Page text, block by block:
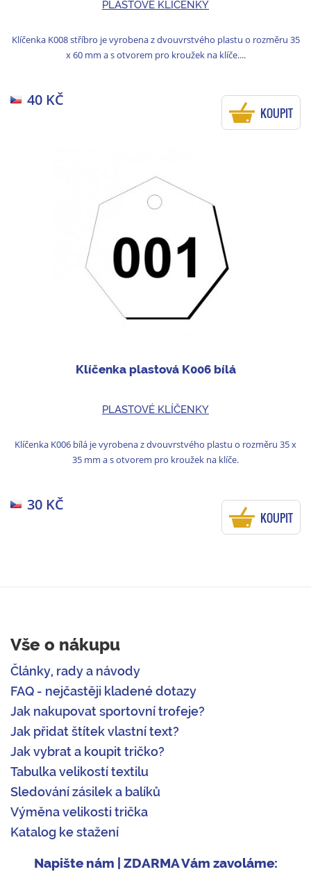
PLASTOVÉ KLÍČENKY
Klíčenka K008 stříbro je vyrobena z dvouvrstvého plastu o rozměru 35
x 60 mm a s otvorem pro kroužek na klíče....
40 KČ
KOUPIT
Klíčenka plastová K006 bílá
PLASTOVÉ KLÍČENKY
Klíčenka K006 bílá je vyrobena z dvouvrstvého plastu o rozměru 35 x
35 mm a s otvorem pro kroužek na klíče.
30 KČ
KOUPIT
Vše o nákupu
Články, rady a návody
FAQ - nejčastěji kladené dotazy
Jak nakupovat sportovní trofeje?
Jak přidat štítek vlastní text?
Jak vybrat a koupit tričko?
Tabulka velikostí textilu
Sledování zásilek a balíků
Výměna velikosti trička
Katalog ke stažení
Napište nám | ZDARMA Vám zavoláme: